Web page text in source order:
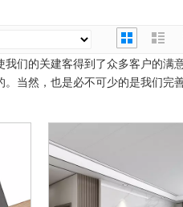
们的关建客得到了众多客户的满
当然，也是必不可少的是我们完